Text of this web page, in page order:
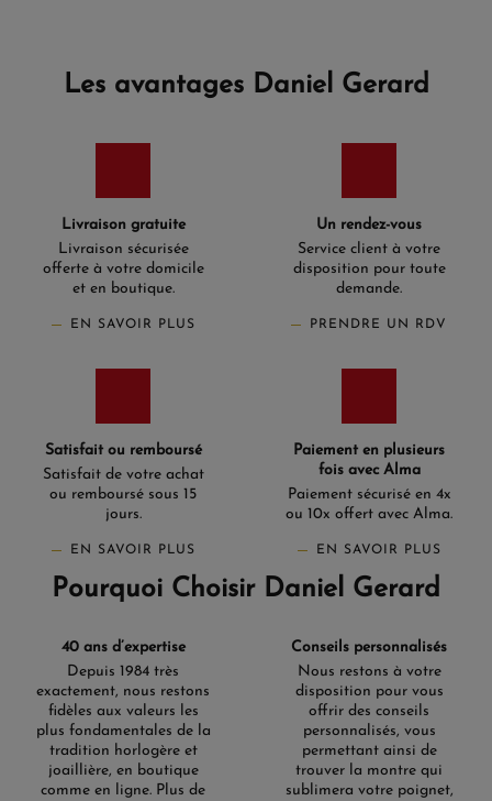
Les avantages Daniel Gerard
Livraison gratuite
Livraison sécurisée
offerte à votre domicile
et en boutique.
EN SAVOIR PLUS
Un rendez-vous
Service client à votre
disposition pour toute
demande.
PRENDRE UN RDV
Satisfait ou remboursé
Satisfait de votre achat
ou remboursé sous 15
jours.
EN SAVOIR PLUS
Paiement en plusieurs
fois avec Alma
Paiement sécurisé en 4x
ou 10x offert avec Alma.
EN SAVOIR PLUS
Pourquoi Choisir Daniel Gerard
40 ans d’expertise
Depuis 1984 très
exactement, nous restons
fidèles aux valeurs les
plus fondamentales de la
tradition horlogère et
joaillière, en boutique
comme en ligne. Plus de
Conseils personnalisés
Nous restons à votre
disposition pour vous
offrir des conseils
personnalisés, vous
permettant ainsi de
trouver la montre qui
sublimera votre poignet,